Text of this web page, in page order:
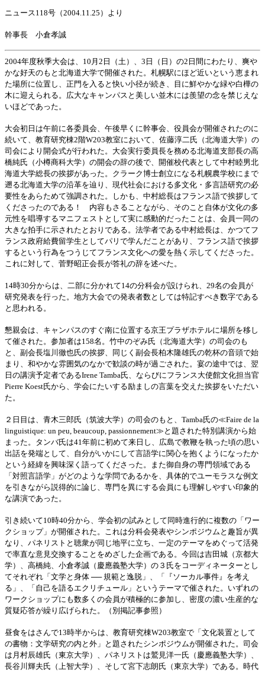
ニュース118号（2004.11.25）より
幹事長 小倉孝誠
2004年度秋季大会は、10月2日（土）、3日（日）の2日間にわたり、爽や
かな好天のもと北海道大学で開催された。札幌駅にほど近いという恵まれ
た場所に位置し、正門を入ると快い小径が続き、目に鮮やかな緑や白樺の
木に迎えられる。広大なキャンパスと美しい並木には羨望の念を禁じえな
いほどであった。
大会初日は午前に各委員会、午後早くに幹事会、役員会が開催されたのに
続いて、教育研究棟2階W203教室において、佐藤淳二氏（北海道大学）の
司会により開会式が行われた。大会実行委員長を務める北海道支部長の高
橋純氏（小樽商科大学）の開会の辞の後で、開催校代表として中村睦男北
海道大学総長の挨拶があった。クラーク博士創立になる札幌農学校にまで
遡る北海道大学の沿革を辿り、現代社会における多文化・多言語研究の必
要性をあらためて強調された。しかも、中村総長はフランス語で挨拶して
くださったのである！ 内容もさることながら、そのこと自体が文化の多
元性を唱導するマニフェストとして実に感動的だったことは、会員一同の
大きな拍手に示されたとおりである。法学者である中村総長は、かつてフ
ランス政府給費留学生としてパリで学んだことがあり、フランス語で挨拶
するという行為をつうじてフランス文化への愛を熱く示してくださった。
これに対して、菅野昭正会長が答礼の辞を述べた。
14時30分からは、二部に分かれて14の分科会が設けられ、29名の会員が
研究発表を行った。地方大会での発表者数としては特記すべき数字である
と思われる。
懇親会は、キャンパスのすぐ南に位置する京王プラザホテルに場所を移し
て催された。参加者は158名。竹中のぞみ氏（北海道大学）の司会のも
と、副会長塩川徹也氏の挨拶、同じく副会長柏木隆雄氏の乾杯の音頭で始
まり、和やかな雰囲気のなかで歓談の時が過ごされた。宴の途中では、翌
日の講演予定者であるIrene Tamba氏、ならびにフランス大使館文化担当官
Pierre Koest氏から、学会にたいする励ましの言葉を交えた挨拶をいただい
た。
２日目は、青木三郎氏（筑波大学）の司会のもと、Tamba氏の≪Faire de la
linguistique: un peu, beaucoup, passionnement≫と題された特別講演から始
まった。タンバ氏は41年前に初めて来日し、広島で教鞭を執った頃の思い
出話を発端として、自分がいかにして言語学に関心を抱くようになったか
という経緯を興味深く語ってくださった。また御自身の専門領域である
「対照言語学」がどのような学問であるかを、具体的でユーモラスな例文
を引きながら説得的に論じ、専門を異にする会員にも理解しやすい印象的
な講演であった。
引き続いて10時40分から、学会初の試みとして同時進行的に複数の「ワー
クショップ」が開催された。これは分科会発表やシンポジウムと趣旨が異
なり、パネリストと聴衆が同じ地平に立ち、一定のテーマをめぐって活発
で率直な意見交換することをめざした企画である。今回は吉田城（京都大
学）、高橋純、小倉孝誠（慶應義塾大学）の３氏をコーディネーターとし
てそれぞれ「文学と身体 ── 規範と逸脱」、「『ソーカル事件』を考え
る」、「自己を語るエクリチュール」というテーマで催された。いずれの
ワークショップにも数多くの会員が積極的に参加し、密度の濃い生産的な
質疑応答が繰り広げられた。（別掲記事参照）
昼食をはさんで13時半からは、教育研究棟W203教室で「文化装置として
の書物：文学研究の内と外」と題されたシンポジウムが開催された。司会
は月村辰雄氏（東京大学）、パネリストは鷲見洋一氏（慶應義塾大学）、
長谷川輝夫氏（上智大学）、そして宮下志朗氏（東京大学）である。時代